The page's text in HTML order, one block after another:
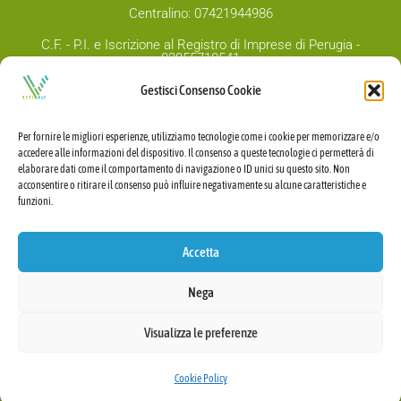
Gestisci Consenso Cookie
Per fornire le migliori esperienze, utilizziamo tecnologie come i cookie per memorizzare e/o
accedere alle informazioni del dispositivo. Il consenso a queste tecnologie ci permetterà di
elaborare dati come il comportamento di navigazione o ID unici su questo sito. Non
acconsentire o ritirare il consenso può influire negativamente su alcune caratteristiche e
funzioni.
Accetta
Nega
Visualizza le preferenze
Cookie Policy
Centralino: 07421944986
C.F. - P.I. e Iscrizione al Registro di Imprese di Perugia -
03855710541
PEC:v-retigas@legalmail.it